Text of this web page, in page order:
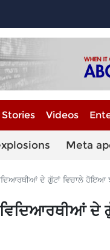
Stories Videos
Meta
ਦੇ ਗੁੱਟਾਂ ਵਿਚਾਲੇ ਹੋਇਆ
ਦੇ